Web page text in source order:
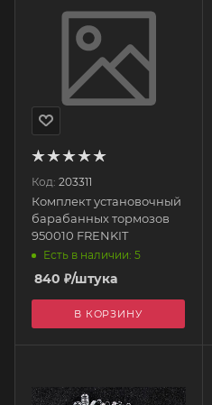
Код: 203311
Комплект установочный
барабанных тормозов
950010 FRENKIT
Есть в наличии: 5
840 ₽/штука
В КОРЗИНУ